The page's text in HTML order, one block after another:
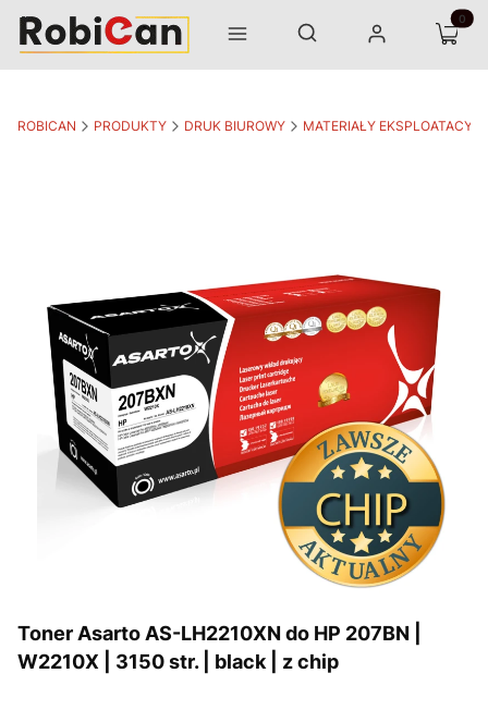
Menu Otwórz wyszukiwarkę
Szukaj Zaloguj się Koszyk
ROBICAN PRODUKTY DRUK BIUROWY MATERIAŁY
Toner Asarto AS-LH2210XN do HP 207BN |
W2210X | 3150 str. | black | z chip